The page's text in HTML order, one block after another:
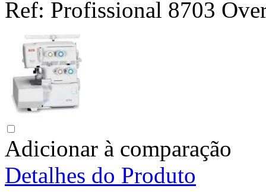
Ref: Profissional 8703
Adicionar à comparação
Detalhes do Produto